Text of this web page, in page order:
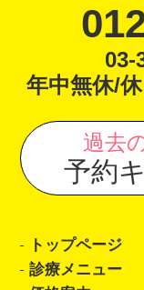
03-
年中無休/
過去
予約
トップページ
診療メニュー